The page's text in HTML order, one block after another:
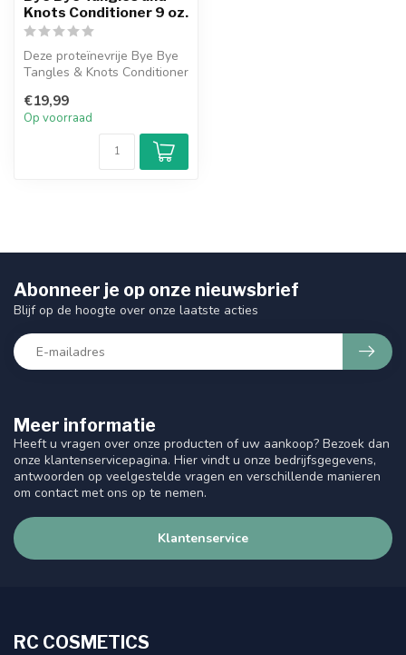
Knots Conditioner 9 oz.
Deze proteïnevrije Bye Bye
Tangles & Knots Conditioner
€19,99
Op voorraad
Meer informatie
Heeft u vragen over onze producten of uw aankoop? Bezoek dan
onze klantenservicepagina. Hier vindt u onze bedrijfsgegevens,
antwoorden op veelgestelde vragen en verschillende manieren
om contact met ons op te nemen.
Klantenservice
Abonneer je op onze nieuwsbrief
Blijf op de hoogte over onze laatste acties
RC COSMETICS